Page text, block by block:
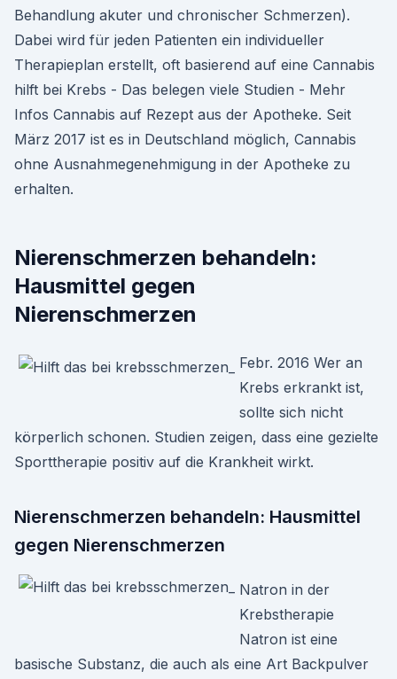
Behandlung akuter und chronischer Schmerzen).
Dabei wird für jeden Patienten ein individueller
Therapieplan erstellt, oft basierend auf eine Cannabis
hilft bei Krebs - Das belegen viele Studien - Mehr
Infos Cannabis auf Rezept aus der Apotheke. Seit
März 2017 ist es in Deutschland möglich, Cannabis
ohne Ausnahmegenehmigung in der Apotheke zu
erhalten.
Nierenschmerzen behandeln:
Hausmittel gegen
Nierenschmerzen
Febr. 2016 Wer an
Krebs erkrankt ist,
sollte sich nicht
körperlich schonen. Studien zeigen, dass eine gezielte
Sporttherapie positiv auf die Krankheit wirkt.
Nierenschmerzen behandeln: Hausmittel
gegen Nierenschmerzen
Natron in der
Krebstherapie
Natron ist eine
basische Substanz, die auch als eine Art Backpulver